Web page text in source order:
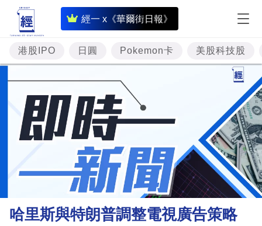
經一 x《華爾街日報》
即
時
財
經
專
題
投
資
樓
市
財
港股IPO 日圓 Pokemon卡 美股科技股
哈里斯與特朗普調整電視廣告策略